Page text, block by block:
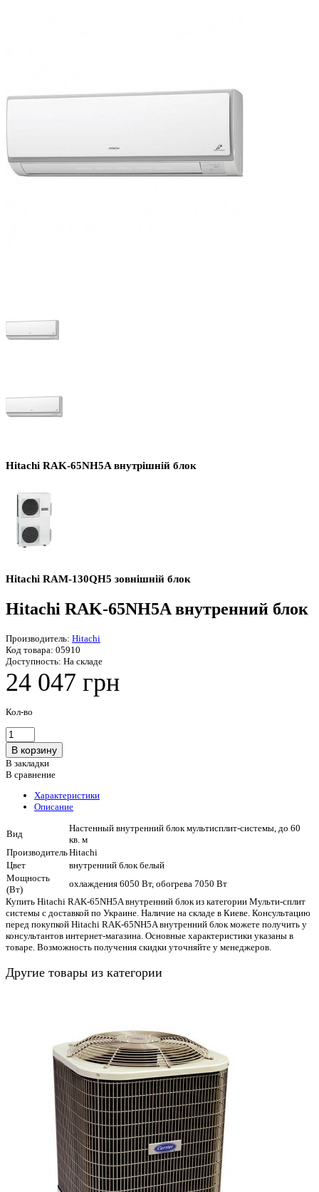
Hitachi RAK-65NH5A внутрішній блок
Hitachi RAM-130QH5 зовнішній блок
Hitachi RAK-65NH5A внутренний блок
Производитель: Hitachi
Код товара: 05910
Доступность: На складе
24 047 грн
Кол-во
В закладки
В сравнение
Характеристики
Описание
Вид
Настенный внутренний блок мультисплит-системы, до 60
кв. м
ПроизводительHitachi
Цвет
внутренний блок белый
Мощность
(Вт)
охлаждения 6050 Вт, обогрева 7050 Вт
Купить Hitachi RAK-65NH5A внутренний блок из категории Мульти-сплит
системы с доставкой по Украине. Наличие на складе в Киеве. Консультацию
перед покупкой Hitachi RAK-65NH5A внутренний блок можете получить у
консультантов интернет-магазина. Основные характеристики указаны в
товаре. Возможность получения скидки уточняйте у менеджеров.
Другие товары из категории